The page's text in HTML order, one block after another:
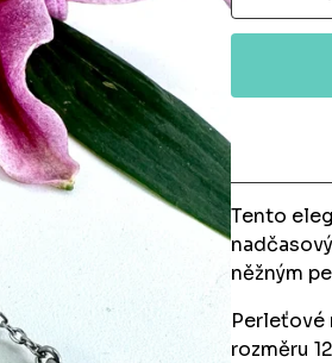
Tento
něžným
Perleťové
rozměru